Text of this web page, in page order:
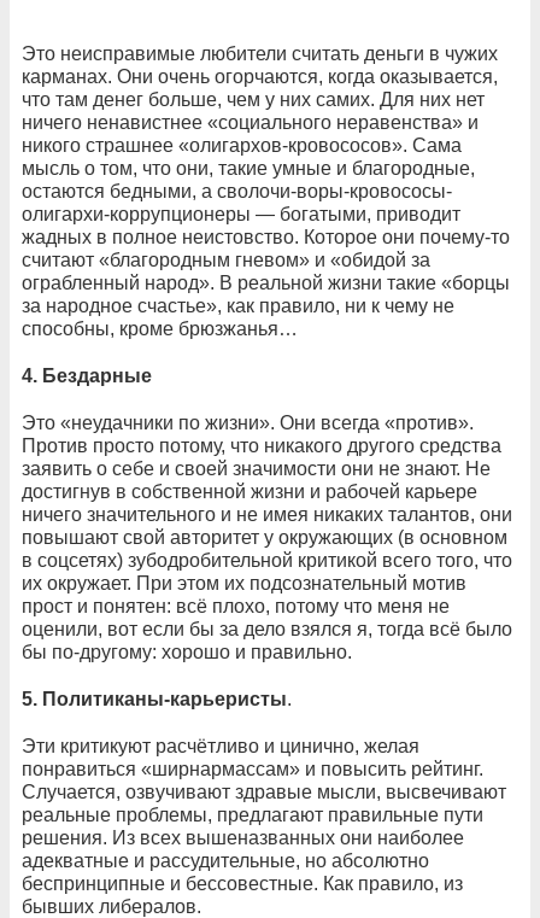
Это неисправимые любители считать деньги в чужих
карманах. Они очень огорчаются, когда оказывается,
что там денег больше, чем у них самих. Для них нет
ничего ненавистнее «социального неравенства» и
никого страшнее «олигархов-кровососов». Сама
мысль о том, что они, такие умные и благородные,
остаются бедными, а сволочи-воры-кровососы-
олигархи-коррупционеры — богатыми, приводит
жадных в полное неистовство. Которое они почему-то
считают «благородным гневом» и «обидой за
ограбленный народ». В реальной жизни такие «борцы
за народное счастье», как правило, ни к чему не
способны, кроме брюзжанья…
4. Бездарные
Это «неудачники по жизни». Они всегда «против».
Против просто потому, что никакого другого средства
заявить о себе и своей значимости они не знают. Не
достигнув в собственной жизни и рабочей карьере
ничего значительного и не имея никаких талантов, они
повышают свой авторитет у окружающих (в основном
в соцсетях) зубодробительной критикой всего того, что
их окружает. При этом их подсознательный мотив
прост и понятен: всё плохо, потому что меня не
оценили, вот если бы за дело взялся я, тогда всё было
бы по-другому: хорошо и правильно.
5. Политиканы-карьеристы.
Эти критикуют расчётливо и цинично, желая
понравиться «ширнармассам» и повысить рейтинг.
Случается, озвучивают здравые мысли, высвечивают
реальные проблемы, предлагают правильные пути
решения. Из всех вышеназванных они наиболее
адекватные и рассудительные, но абсолютно
беспринципные и бессовестные. Как правило, из
бывших либералов.